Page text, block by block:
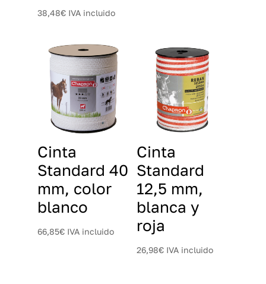
38,48€ IVA incluido
Cinta
Standard 40
mm, color
blanco
66,85€ IVA incluido
Cinta
Standard
12,5 mm,
blanca y
roja
26,98€ IVA incluido